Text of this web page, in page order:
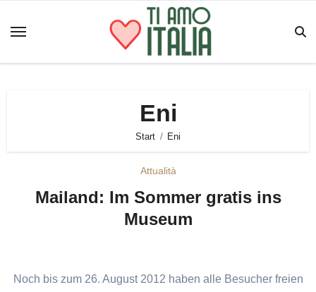
Inhalt
Eni
Start Eni
Attualità
Mailand: Im Sommer gratis ins
Museum
Noch bis zum 26. August 2012 haben alle Besucher freien